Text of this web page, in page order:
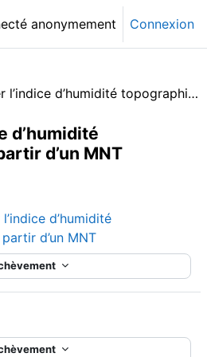
anonymement Connexion
5. Calculer l’indice d’humidité topographique à partir d’un MNT
d’humidité
d’un MNT
d’humidité
d’un MNTLivre